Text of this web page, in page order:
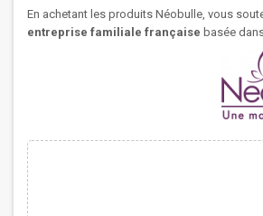
En achetant les produits Néobulle, vous
entreprise familiale française basée